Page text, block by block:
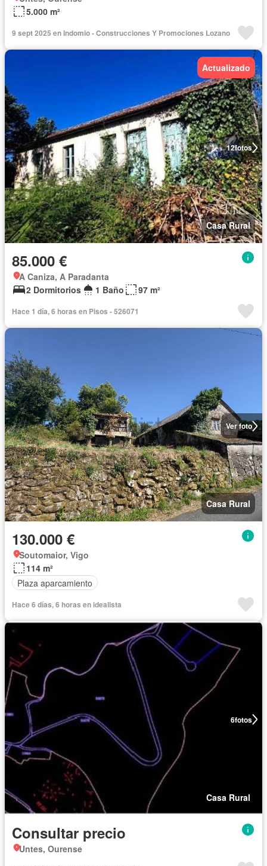
5.000 m²
9 sept 2025 en Indomio - Construcciones Y Promociones Lozano
12fotos
Actualizado
Casa Rural
85.000 €
A Caniza, A Paradanta
2 Dormitorios
1 Baño 97 m²
Hace 1 día, 6 horas en Pisos - 526071
Ver foto
Casa Rural
130.000 €
Soutomaior, Vigo
114 m²
Plaza aparcamiento
Hace 6 días, 6 horas en idealista
6fotos
Casa Rural
Consultar precio
Untes, Ourense